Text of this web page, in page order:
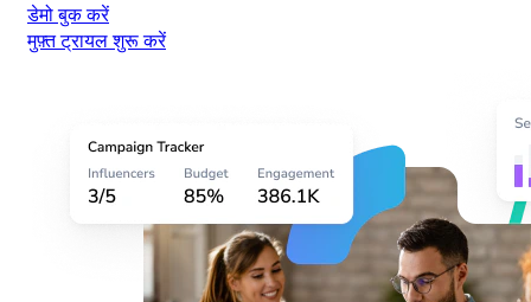
डेमो बुक करें
मुफ़्त ट्रायल शुरू करें